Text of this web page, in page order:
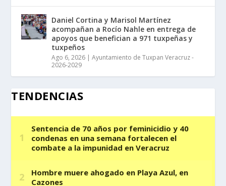
Daniel Cortina y Marisol Martínez
acompañan a Rocío Nahle en entrega de
apoyos que benefician a 971 tuxpeñas y
tuxpeños
Ago 6, 2026 |Ayuntamiento de Tuxpan Veracruz -
2026-2029
TENDENCIAS